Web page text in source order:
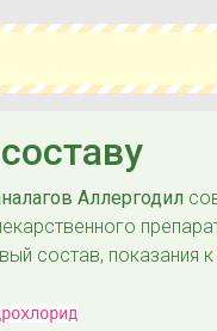
Аллергодил
состав, показания